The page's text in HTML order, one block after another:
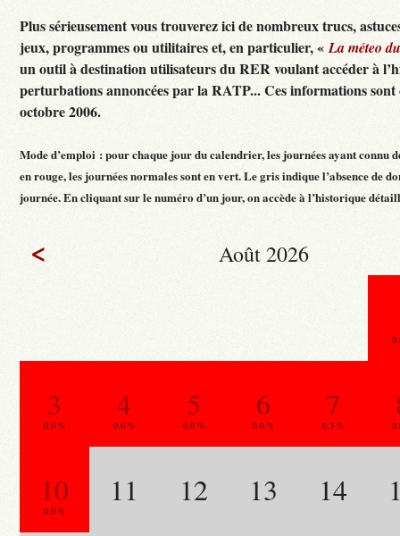
Plus sérieusement vous trouverez ici de nombreux trucs,
jeux, programmes ou utilitaires et, en particulier, «La méteo
un outil à destination utilisateurs du RER voulant accéder à
perturbations annoncées par la RATP... Ces informations sont
octobre 2006.
Mode d’emploi : pour chaque jour du calendrier, les journées ayant connu
en rouge, les journées normales sont en vert. Le gris indique l’absence de
journée. En cliquant sur le numéro d’un jour, on accède à l’historique
< Août 2026
3
0.0 %
4
0.0 %
5
0.0 %
6
0.0 %
7
0.3 %
10
0.0 %
11 12 13 14